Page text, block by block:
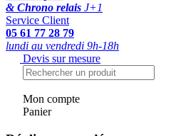
& Chrono relais J+1
Service Client
05 61 77 28 79
lundi au vendredi 9h-18h
Devis sur mesure
Mon compte
Panier